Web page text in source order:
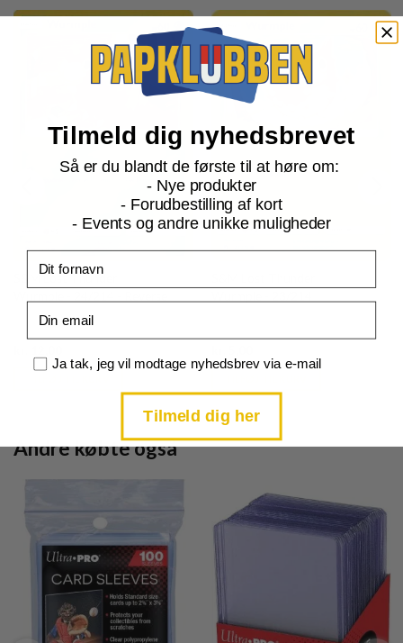
S&M Lost Thunder
price
is:
price
is:
Andre købte også
Tilmeld dig nyhedsbrevet
Så er du blandt de første til at høre om:
- Nye produkter
- Forudbestilling af kort
- Events og andre unikke muligheder
Samtykke
Ja tak, jeg vil modtage nyhedsbrev via e-mail
Tilmeld dig her